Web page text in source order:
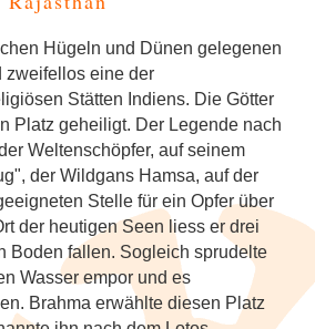
Hügeln und Dünen gelegenen
zweifellos eine der
Stätten Indiens. Die Götter
Platz geheiligt. Der Legende nach
Weltenschöpfer, auf seinem
der Wildgans Hamsa, auf der
Stelle für ein Opfer über
der heutigen Seen liess er drei
Boden fallen. Sogleich sprudelte
Wasser empor und es
Brahma erwählte diesen Platz
5
5
4
4
Fluss-
9
4
4
auf Sri Lanka
Lanka
Sri Lanka
Thailand
Rooftops und Flip-
Thailand
mit der RV River
auf den
dem Brahmaputra